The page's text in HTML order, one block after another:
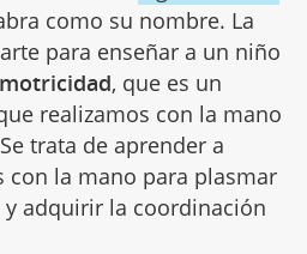
como su nombre. La
para enseñar a un niño
, que es un
realizamos con la mano
trata de aprender a
con la mano para plasmar
adquirir la coordinación